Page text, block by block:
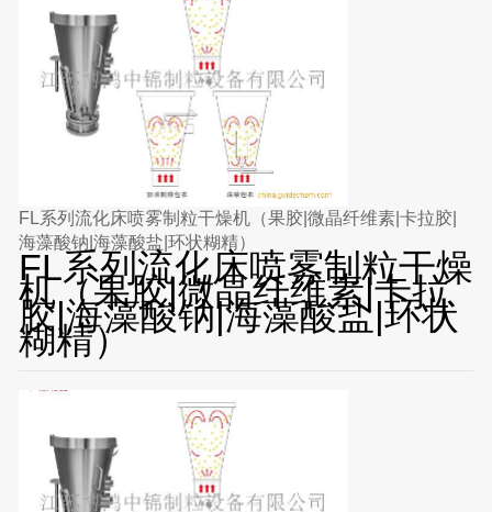
FL系列流化床喷雾制粒干燥机（果胶|微晶纤维素|卡拉胶|
海藻酸钠|海藻酸盐|环状糊精）
FL系列流化床喷雾制粒干燥
机（果胶|微晶纤维素|卡拉
胶|海藻酸钠|海藻酸盐|环状
糊精）